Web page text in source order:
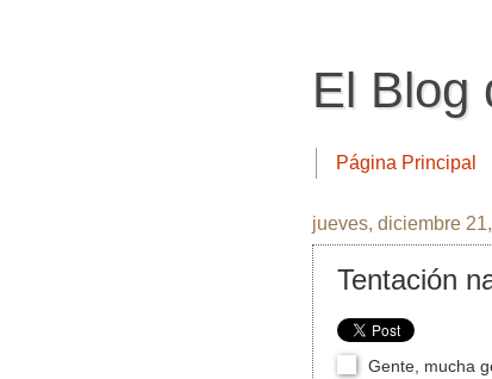
El Blog
Página Principal
jueves, diciembre
Tentación
Gente, mucha